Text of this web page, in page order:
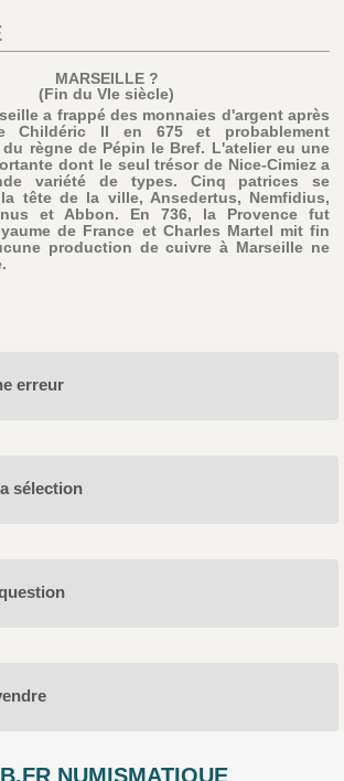
MARSEILLE ?
(Fin du VIe siècle)
a frappé des monnaies d'argent après
Childéric II en 675 et probablement
règne de Pépin le Bref. L'atelier eu une
dont le seul trésor de Nice-Cimiez a
variété de types. Cinq patrices se
tête de la ville, Ansedertus, Nemfidius,
et Abbon. En 736, la Provence fut
de France et Charles Martel mit fin
production de cuivre à Marseille ne
erreur
sélection
NUMISMATIQUE